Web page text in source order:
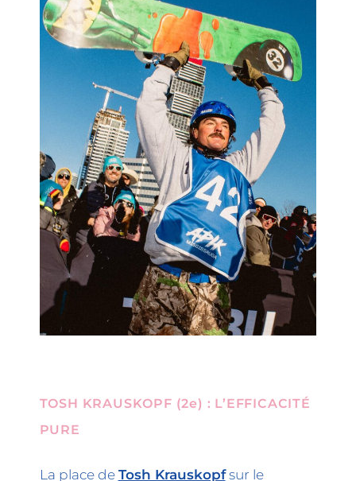
TOSH KRAUSKOPF (2e) : L’EFFICACITÉ
PURE
La place deTosh Krauskopfsur le